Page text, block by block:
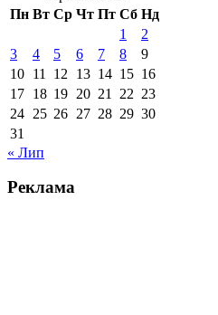
Пн Вт Ср Чт Пт Сб Нд
1
2
3
4 5 6 7 8
9
10 11 12 13 14 15 16
17 18 19 20 21 22 23
24 25 26 27 28 29 30
31
« Лип
Реклама